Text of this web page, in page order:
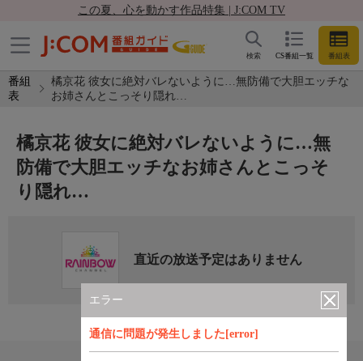
この夏、心を動かす作品特集 | J:COM TV
CS番組一覧 番組表
検索
番組
表
橘京花 彼女に絶対バレないように…無防備で大胆エッチな
お姉さんとこっそり隠れ…
エラー
通信に問題が発生しました[error]
橘京花 彼女に絶対バレないように…無
防備で大胆エッチなお姉さんとこっそ
り隠れ…
直近の放送予定はありません